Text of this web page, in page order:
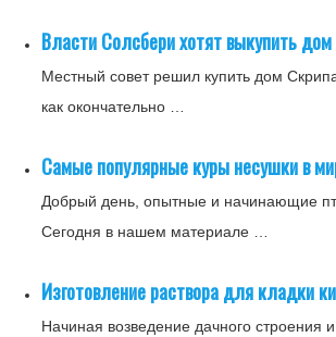
Власти Солсбери хотят выкупить
Местный совет решил купить дом
как окончательно …
Самые популярные куры несушки в
Добрый день, опытные и начинающие
Сегодня в нашем материале …
Изготовление раствора для кладки
Начиная возведение дачного строения